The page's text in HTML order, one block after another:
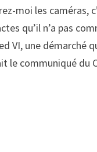
moi les caméras,
qu’il n’a pas
VI, une démarché
le communiqué